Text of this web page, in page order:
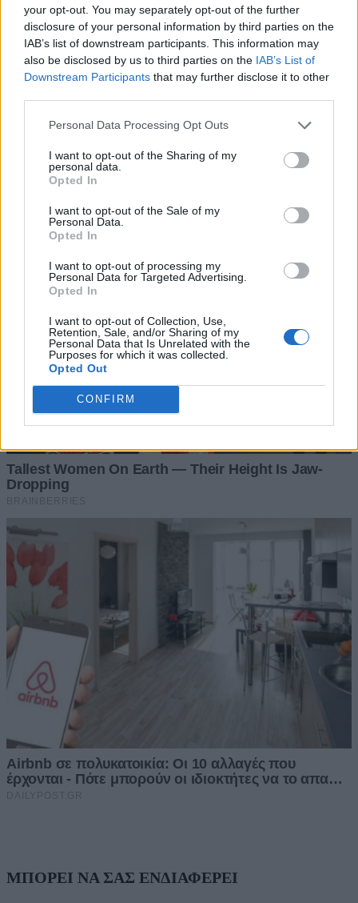
your opt-out. You may separately opt-out of the further
disclosure of your personal information by third parties on the
IAB’s list of downstream participants. This information may
also be disclosed by us to third parties on the IAB’s List of
Downstream Participants that may further disclose it to other
Personal Data Processing Opt Outs
I want to opt-out of the Sharing of my
personal data.
Opted In
I want to opt-out of the Sale of my
Personal Data.
Opted In
I want to opt-out of processing my
Personal Data for Targeted Advertising.
Opted In
I want to opt-out of Collection, Use,
Retention, Sale, and/or Sharing of my
Personal Data that Is Unrelated with the
Purposes for which it was collected.
Opted Out
CONFIRM
ΜΠΟΡΕΙ ΝΑ ΣΑΣ ΕΝΔΙΑΦΕΡΕΙ